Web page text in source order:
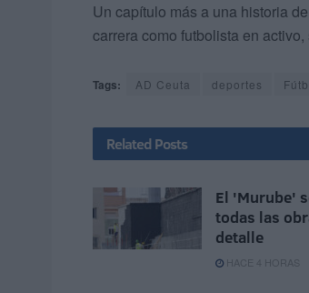
Un capítulo más a una historia
carrera como futbolista en
Tags: AD Ceuta deportes
Related Posts
El 'Murube'
todas las
detalle
HACE 4 HORAS